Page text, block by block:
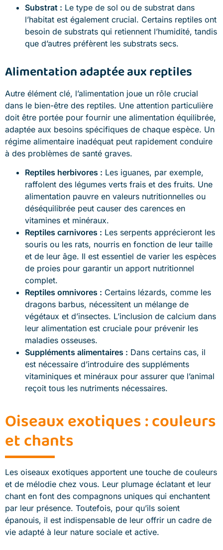
Substrat : Le type de sol ou de substrat dans
l’habitat est également crucial. Certains reptiles ont
besoin de substrats qui retiennent l’humidité, tandis
que d’autres préfèrent les substrats secs.
Alimentation adaptée aux reptiles
Autre élément clé, l’alimentation joue un rôle crucial
dans le bien-être des reptiles. Une attention particulière
doit être portée pour fournir une alimentation équilibrée,
adaptée aux besoins spécifiques de chaque espèce. Un
régime alimentaire inadéquat peut rapidement conduire
à des problèmes de santé graves.
Reptiles herbivores : Les iguanes, par exemple,
raffolent des légumes verts frais et des fruits. Une
alimentation pauvre en valeurs nutritionnelles ou
déséquilibrée peut causer des carences en
vitamines et minéraux.
Reptiles carnivores : Les serpents apprécieront les
souris ou les rats, nourris en fonction de leur taille
et de leur âge. Il est essentiel de varier les espèces
de proies pour garantir un apport nutritionnel
complet.
Reptiles omnivores : Certains lézards, comme les
dragons barbus, nécessitent un mélange de
végétaux et d’insectes. L’inclusion de calcium dans
leur alimentation est cruciale pour prévenir les
maladies osseuses.
Suppléments alimentaires : Dans certains cas, il
est nécessaire d’introduire des suppléments
vitaminiques et minéraux pour assurer que l’animal
reçoit tous les nutriments nécessaires.
Oiseaux exotiques : couleurs
et chants
Les oiseaux exotiques apportent une touche de couleurs
et de mélodie chez vous. Leur plumage éclatant et leur
chant en font des compagnons uniques qui enchantent
par leur présence. Toutefois, pour qu’ils soient
épanouis, il est indispensable de leur offrir un cadre de
vie adapté à leur nature sociale et active.